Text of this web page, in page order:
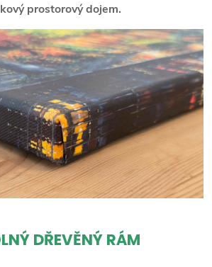
prostorový dojem.
DŘEVĚNÝ RÁM